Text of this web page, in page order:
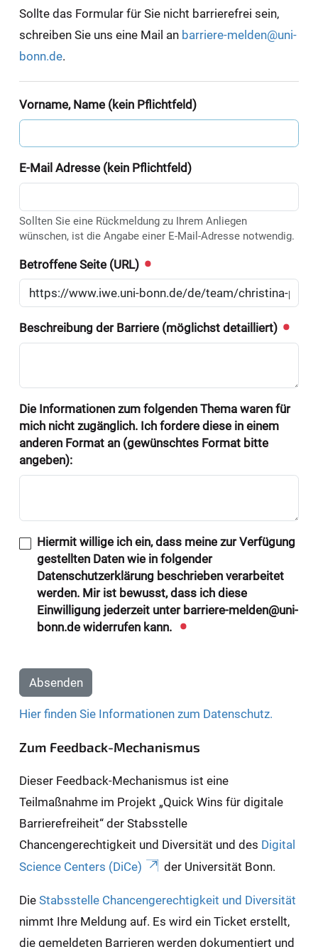
Sollte das Formular für Sie nicht barrierefrei sein,
schreiben Sie uns eine Mail an barriere-melden@uni-
bonn.de.
Vorname, Name (kein Pflichtfeld)
E-Mail Adresse (kein Pflichtfeld)
Sollten Sie eine Rückmeldung zu Ihrem Anliegen
wünschen, ist die Angabe einer E-Mail-Adresse notwendig.
Betroffene Seite (URL)
Beschreibung der Barriere (möglichst detailliert)
Die Informationen zum folgenden Thema waren für
mich nicht zugänglich. Ich fordere diese in einem
anderen Format an (gewünschtes Format bitte
angeben):
Hiermit willige ich ein, dass meine zur Verfügung
gestellten Daten wie in folgender
Datenschutzerklärung beschrieben verarbeitet
werden. Mir ist bewusst, dass ich diese
Einwilligung jederzeit unter barriere-melden@uni-
bonn.de widerrufen kann.
Absenden
Hier finden Sie Informationen zum Datenschutz.
Zum Feedback-Mechanismus
Dieser Feedback-Mechanismus ist eine
Teilmaßnahme im Projekt „Quick Wins für digitale
Barrierefreiheit“ der Stabsstelle
Chancengerechtigkeit und Diversität und des Digital
Science Centers (DiCe)
der Universität Bonn.
Die Stabsstelle Chancengerechtigkeit und Diversität
nimmt Ihre Meldung auf. Es wird ein Ticket erstellt,
die gemeldeten Barrieren werden dokumentiert und